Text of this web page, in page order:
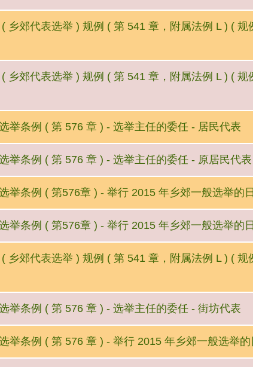
乡郊代表选举 ) 规例 ( 第 541 章，附属法例 L ) (
乡郊代表选举 ) 规例 ( 第 541 章，附属法例 L ) (
举条例 ( 第 576 章 ) - 选举主任的委任 - 居民代表
举条例 ( 第 576 章 ) - 选举主任的委任 - 原居民代表
举条例 ( 第576章 ) - 举行 2015 年乡郊一般选举的
举条例 ( 第576章 ) - 举行 2015 年乡郊一般选举的
乡郊代表选举 ) 规例 ( 第 541 章，附属法例 L ) (
举条例 ( 第 576 章 ) - 选举主任的委任 - 街坊代表
举条例 ( 第 576 章 ) - 举行 2015 年乡郊一般选举